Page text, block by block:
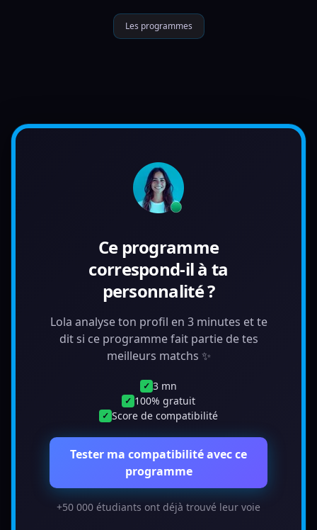
Les programmes
Ce programme
correspond-il à ta
personnalité ?
Lola analyse ton profil en 3 minutes et te
dit si ce programme fait partie de tes
meilleurs matchs ✨
✓ 3 mn
✓ 100% gratuit
✓ Score de compatibilité
Tester ma compatibilité avec ce
programme
+50 000 étudiants ont déjà trouvé leur voie